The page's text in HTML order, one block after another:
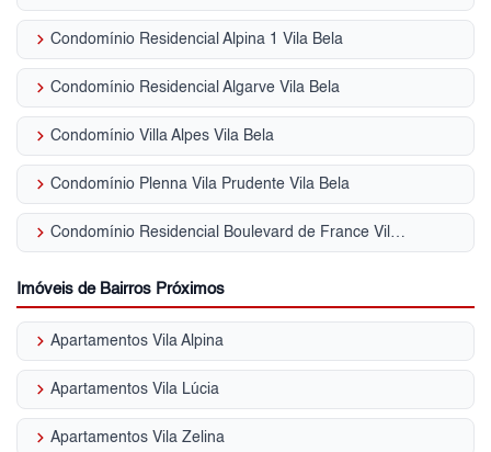
keyboard_arrow_right Condomínio Residencial Alpina 1 Vila Bela
keyboard_arrow_right Condomínio Residencial Algarve Vila Bela
keyboard_arrow_right Condomínio Villa Alpes Vila Bela
keyboard_arrow_right Condomínio Plenna Vila Prudente Vila Bela
keyboard_arrow_right Condomínio Residencial Boulevard de France Vila Bela
Imóveis de Bairros Próximos
keyboard_arrow_right Apartamentos Vila Alpina
keyboard_arrow_right Apartamentos Vila Lúcia
keyboard_arrow_right Apartamentos Vila Zelina